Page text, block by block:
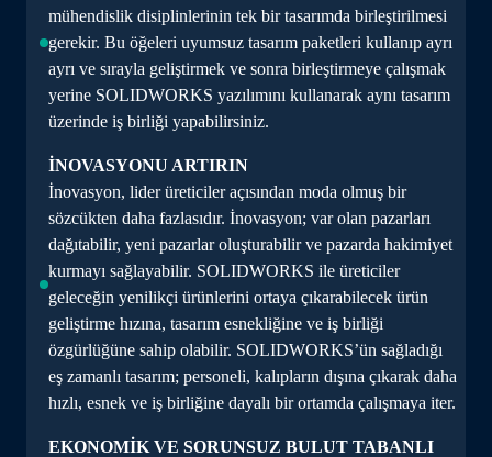
mühendislik disiplinlerinin tek bir tasarımda birleştirilmesi
gerekir. Bu öğeleri uyumsuz tasarım paketleri kullanıp ayrı
ayrı ve sırayla geliştirmek ve sonra birleştirmeye çalışmak
yerine SOLIDWORKS yazılımını kullanarak aynı tasarım
üzerinde iş birliği yapabilirsiniz.
İNOVASYONU ARTIRIN
İnovasyon, lider üreticiler açısından moda olmuş bir
sözcükten daha fazlasıdır. İnovasyon; var olan pazarları
dağıtabilir, yeni pazarlar oluşturabilir ve pazarda hakimiyet
kurmayı sağlayabilir. SOLIDWORKS ile üreticiler
geleceğin yenilikçi ürünlerini ortaya çıkarabilecek ürün
geliştirme hızına, tasarım esnekliğine ve iş birliği
özgürlüğüne sahip olabilir. SOLIDWORKS’ün sağladığı
eş zamanlı tasarım; personeli, kalıpların dışına çıkarak daha
hızlı, esnek ve iş birliğine dayalı bir ortamda çalışmaya iter.
EKONOMİK VE SORUNSUZ BULUT TABANLI